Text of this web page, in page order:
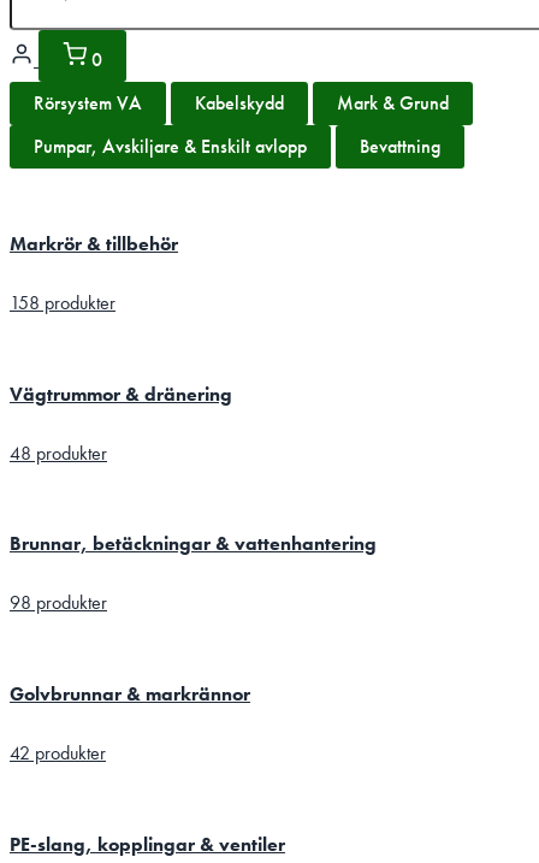
0
Rörsystem VA
Kabelskydd
Mark & Grund
Pumpar, Avskiljare & Enskilt avlopp
Bevattning
Markrör & tillbehör
158 produkter
Vägtrummor & dränering
48 produkter
Brunnar, betäckningar & vattenhantering
98 produkter
Golvbrunnar & markrännor
42 produkter
PE-slang, kopplingar & ventiler